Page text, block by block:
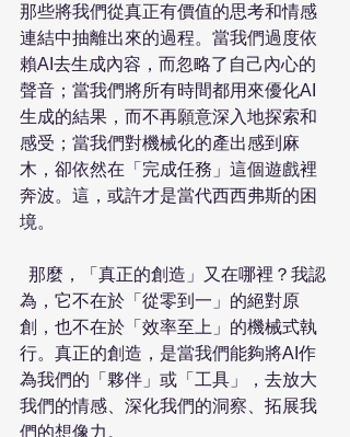
那些將我們從真正有價值的思考和情感
連結中抽離出來的過程。當我們過度依
賴AI去生成內容，而忽略了自己內心的
聲音；當我們將所有時間都用來優化AI
生成的結果，而不再願意深入地探索和
感受；當我們對機械化的產出感到麻
木，卻依然在「完成任務」這個遊戲裡
奔波。這，或許才是當代西西弗斯的困
境。
為，它不在於「從零到一」的絕對原
創，也不在於「效率至上」的機械式執
行。真正的創造，是當我們能夠將AI作
為我們的「夥伴」或「工具」，去放大
我們的情感、深化我們的洞察、拓展我
們的想像力。